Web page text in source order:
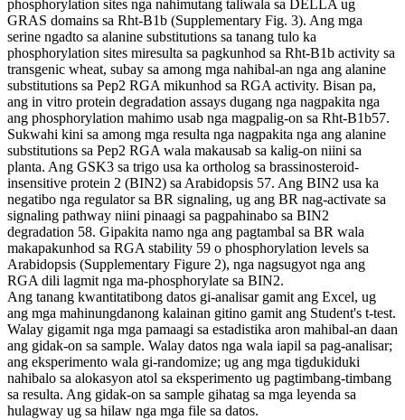
phosphorylation sites nga nahimutang taliwala sa DELLA ug
GRAS domains sa Rht-B1b (Supplementary Fig. 3). Ang mga
serine ngadto sa alanine substitutions sa tanang tulo ka
phosphorylation sites miresulta sa pagkunhod sa Rht-B1b activity sa
transgenic wheat, subay sa among mga nahibal-an nga ang alanine
substitutions sa Pep2 RGA mikunhod sa RGA activity. Bisan pa,
ang in vitro protein degradation assays dugang nga nagpakita nga
ang phosphorylation mahimo usab nga magpalig-on sa Rht-B1b57.
Sukwahi kini sa among mga resulta nga nagpakita nga ang alanine
substitutions sa Pep2 RGA wala makausab sa kalig-on niini sa
planta. Ang GSK3 sa trigo usa ka ortholog sa brassinosteroid-
insensitive protein 2 (BIN2) sa Arabidopsis 57. Ang BIN2 usa ka
negatibo nga regulator sa BR signaling, ug ang BR nag-activate sa
signaling pathway niini pinaagi sa pagpahinabo sa BIN2
degradation 58. Gipakita namo nga ang pagtambal sa BR wala
makapakunhod sa RGA stability 59 o phosphorylation levels sa
Arabidopsis (Supplementary Figure 2), nga nagsugyot nga ang
RGA dili lagmit nga ma-phosphorylate sa BIN2.
Ang tanang kwantitatibong datos gi-analisar gamit ang Excel, ug
ang mga mahinungdanong kalainan gitino gamit ang Student's t-test.
Walay gigamit nga mga pamaagi sa estadistika aron mahibal-an daan
ang gidak-on sa sample. Walay datos nga wala iapil sa pag-analisar;
ang eksperimento wala gi-randomize; ug ang mga tigdukiduki
nahibalo sa alokasyon atol sa eksperimento ug pagtimbang-timbang
sa resulta. Ang gidak-on sa sample gihatag sa mga leyenda sa
hulagway ug sa hilaw nga mga file sa datos.